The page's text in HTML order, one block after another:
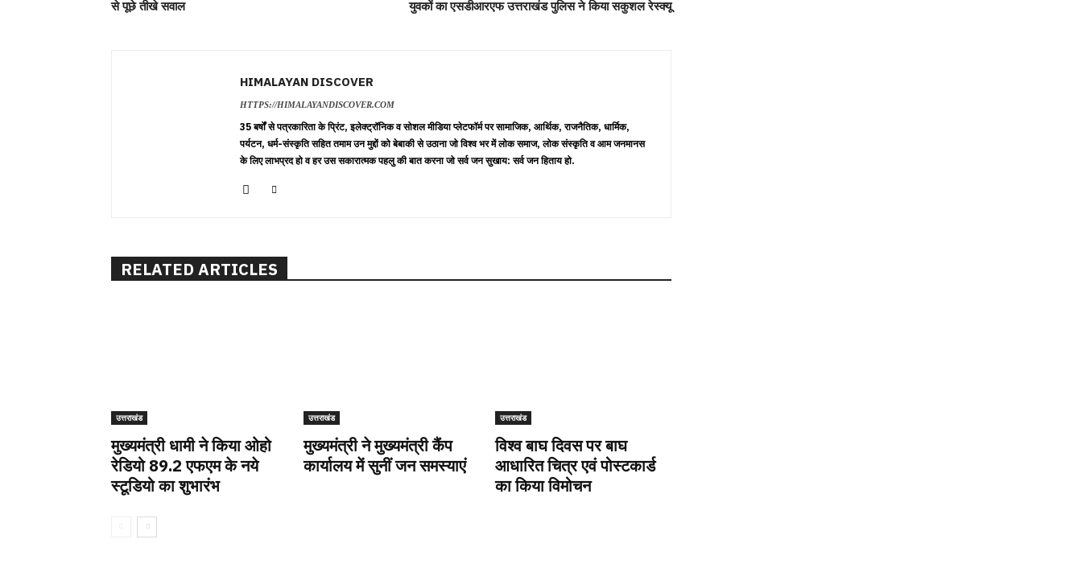
से पूछे तीखे सवाल
युवकों का एसडीआरएफ उत्तराखंड पुलिस ने किया सकुशल रेस्क्यू
HIMALAYAN DISCOVER
HTTPS://HIMALAYANDISCOVER.COM
35 बर्षों से पत्रकारिता के प्रिंट, इलेक्ट्रॉनिक व सोशल मीडिया प्लेटफॉर्म पर सामाजिक, आर्थिक, राजनैतिक, धार्मिक,
पर्यटन, धर्म-संस्कृति सहित तमाम उन मुद्दों को बेबाकी से उठाना जो विश्व भर में लोक समाज, लोक संस्कृति व आम जनमानस
के लिए लाभप्रद हो व हर उस सकारात्मक पहलु की बात करना जो सर्व जन सुखाय: सर्व जन हिताय हो.
RELATED ARTICLES
उत्तराखंड
मुख्यमंत्री धामी ने किया ओहो
रेडियो 89.2 एफएम के नये
स्टूडियो का शुभारंभ
उत्तराखंड
मुख्यमंत्री ने मुख्यमंत्री कैंप
कार्यालय में सुनीं जन समस्याएं
उत्तराखंड
विश्व बाघ दिवस पर बाघ
आधारित चित्र एवं पोस्टकार्ड
का किया विमोचन